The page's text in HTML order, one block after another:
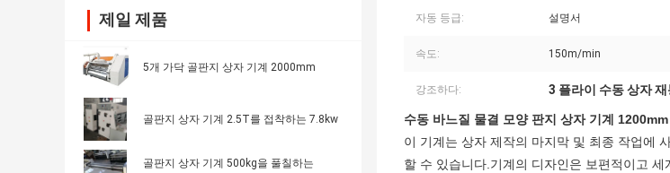
제일 제품
5개 가닥 골판지 상자 기계 2000mm
골판지 상자 기계 2.5T를 접착하는 7.8kw
골판지 상자 기계 500kg을 풀칠하는
자동 등급: 설명서
속도: 150m/min
강조하다: 3 플라이 수동 상자 재
수동 바느질 물결 모양 판지 상자 기계 1200mm
이 기계는 상자 제작의 마지막 및 최종 작업에
할 수 있습니다.기계의 디자인은 보편적이고